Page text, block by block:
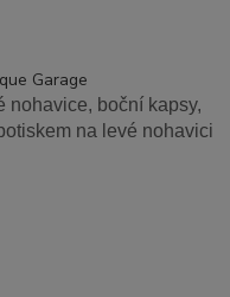
Garage
nohavice, boční kapsy,
na levé nohavici